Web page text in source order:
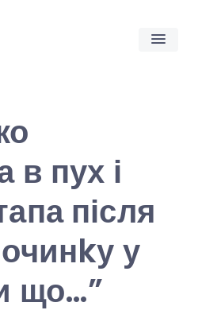
в пух і
після
у
що…”